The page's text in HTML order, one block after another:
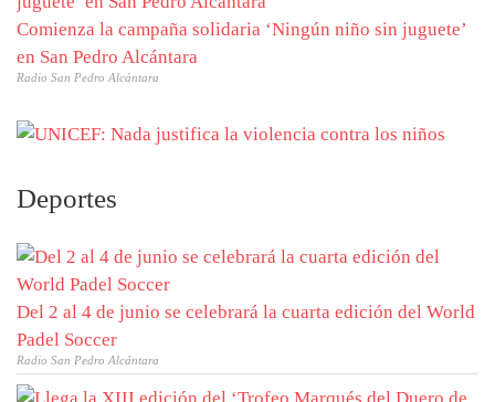
Comienza la campaña solidaria ‘Ningún niño sin juguete’
en San Pedro Alcántara
Radio San Pedro Alcántara
Deportes
Del 2 al 4 de junio se celebrará la cuarta edición del World
Padel Soccer
Radio San Pedro Alcántara